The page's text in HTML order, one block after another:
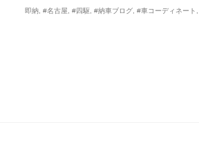
即納 ,#名古屋 ,#四駆 ,#納車ブログ ,#車コーディネート